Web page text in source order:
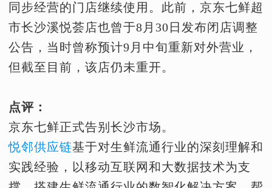
同步经营的门店继续使用。此前，京东七鲜超
市长沙溪悦荟店也曾于8月30日发布闭店调整
公告，当时曾称预计9月中旬重新对外营业，
但截至目前，该店仍未重开。
点评：
京东七鲜正式告别长沙市场。
悦邻供应链基于对生鲜流通行业的深刻理解和
实践经验，以移动互联网和大数据技术为支